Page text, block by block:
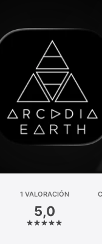
1 VALORACIÓN
5,0